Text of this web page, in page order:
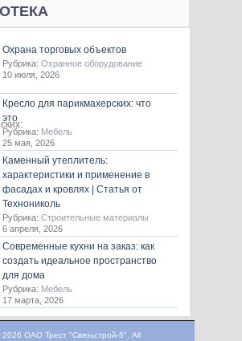
Охрана торговых объектов
Рубрика: Охранное оборудование
10 июля, 2026
Кресло для парикмахерских: что
это
Рубрика: Мебель
25 мая, 2026
Каменный утеплитель:
характеристики и применение в
фасадах и кровлях | Статья от
Технониколь
Рубрика: Строительные материалы
6 апреля, 2026
Современные кухни на заказ: как
создать идеальное пространство
для дома
Рубрика: Мебель
17 марта, 2026
2026 ОАО Трест "Связьстрой-5", All